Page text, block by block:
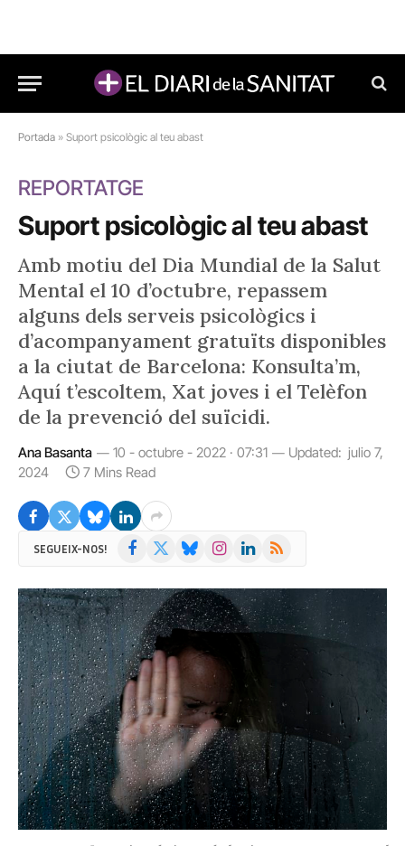
Portada » Suport psicològic al teu abast
REPORTATGE
Suport psicològic al teu abast
Amb motiu del Dia Mundial de la Salut
Mental el 10 d’octubre, repassem
alguns dels serveis psicològics i
d’acompanyament gratuïts disponibles
a la ciutat de Barcelona: Konsulta’m,
Aquí t’escoltem, Xat joves i el Telèfon
de la prevenció del suïcidi.
Ana Basanta 10 - octubre - 2022 · 07:31 Updated: julio 7,
2024
7 Mins Read
SEGUEIX-NOS! Facebook BlueskyInstagramLinkedIn
RSS